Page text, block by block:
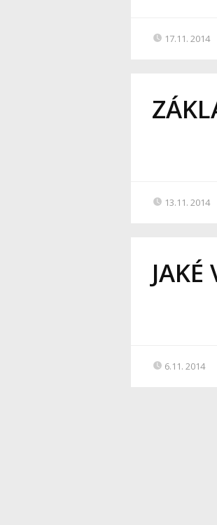
17.11. 2014
13.11. 2014
6.11. 2014